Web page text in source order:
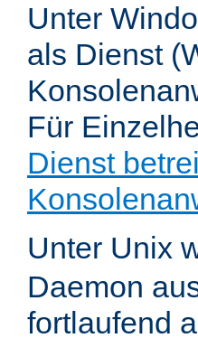
Unter
als Dienst
Für
Dienst
Unter Unix
Daemon
fortlaufend